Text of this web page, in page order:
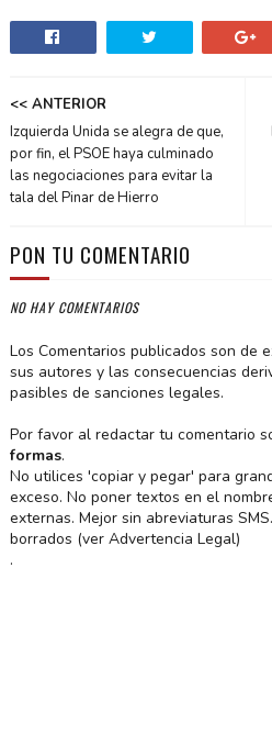
<< ANTERIOR
Izquierda Unida se alegra de que,
por fin, el PSOE haya culminado
las negociaciones para evitar la
tala del Pinar de Hierro
PON TU COMENTARIO
NO HAY COMENTARIOS
Los Comentarios publicados son de
sus autores y las consecuencias
pasibles de sanciones legales.
Por favor al redactar tu comentario
formas.
No utilices 'copiar y pegar' para
exceso. No poner textos en el
externas. Mejor sin abreviaturas
borrados (ver Advertencia Legal)
.